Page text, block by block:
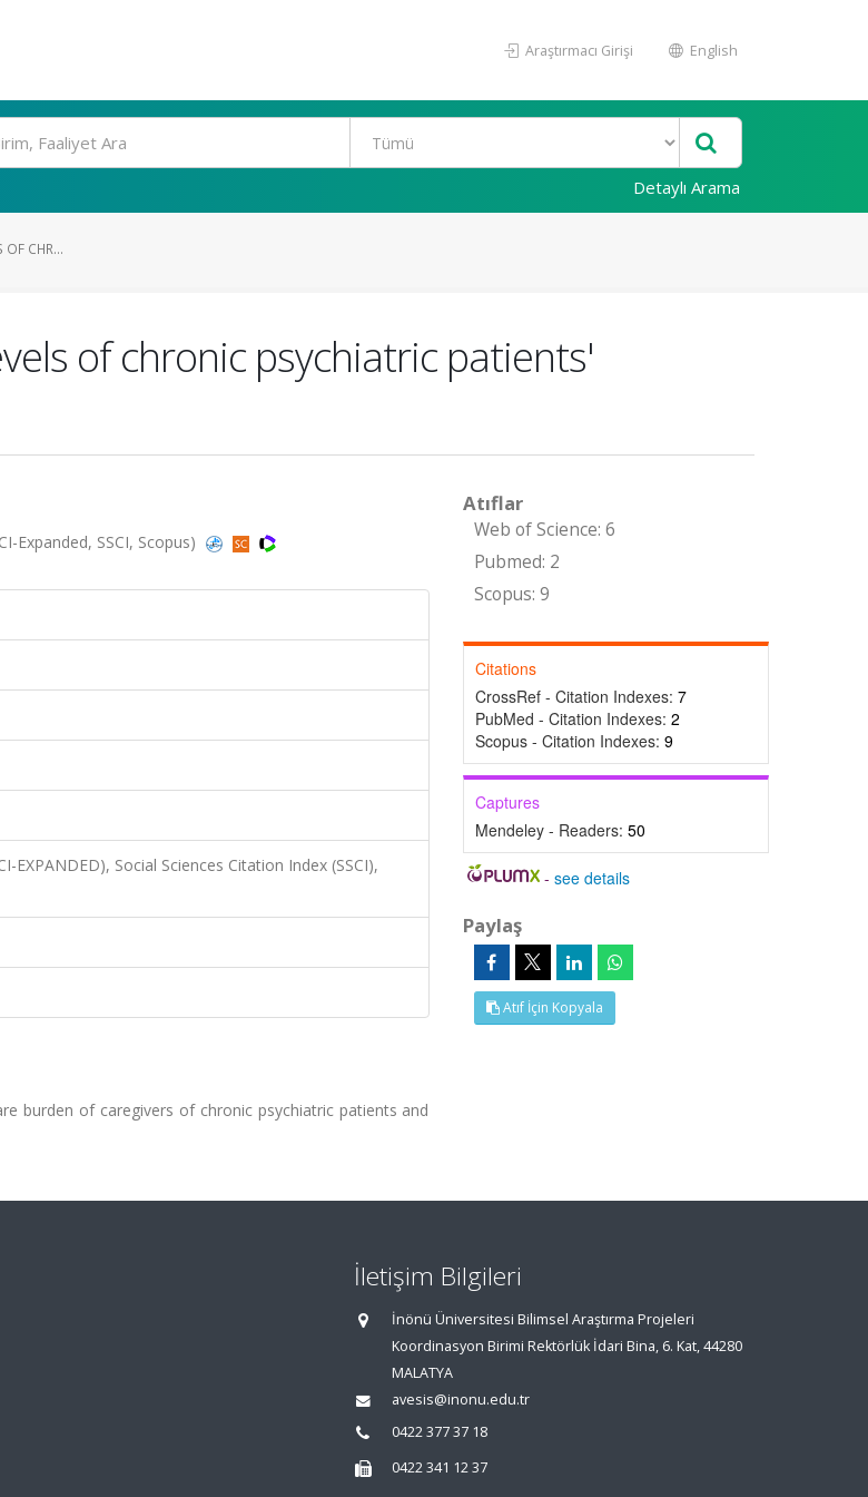
Araştırmacı Girişi English
Detaylı Arama
OF CHR...
of chronic psychiatric patients'
Expanded, SSCI, Scopus)
EXPANDED), Social Sciences Citation Index (SSCI),
burden of caregivers of chronic psychiatric patients and
Atıflar
Web of Science: 6
Pubmed: 2
Scopus: 9
Citations
CrossRef - Citation Indexes: 7
PubMed - Citation Indexes: 2
Scopus - Citation Indexes: 9
Captures
Mendeley - Readers: 50
-see details
Paylaş
Atıf İçin Kopyala
İletişim Bilgileri
İnönü Üniversitesi Bilimsel Araştırma Projeleri
Koordinasyon Birimi Rektörlük İdari Bina, 6. Kat, 44280
MALATYA
avesis@inonu.edu.tr
0422 377 37 18
0422 341 12 37